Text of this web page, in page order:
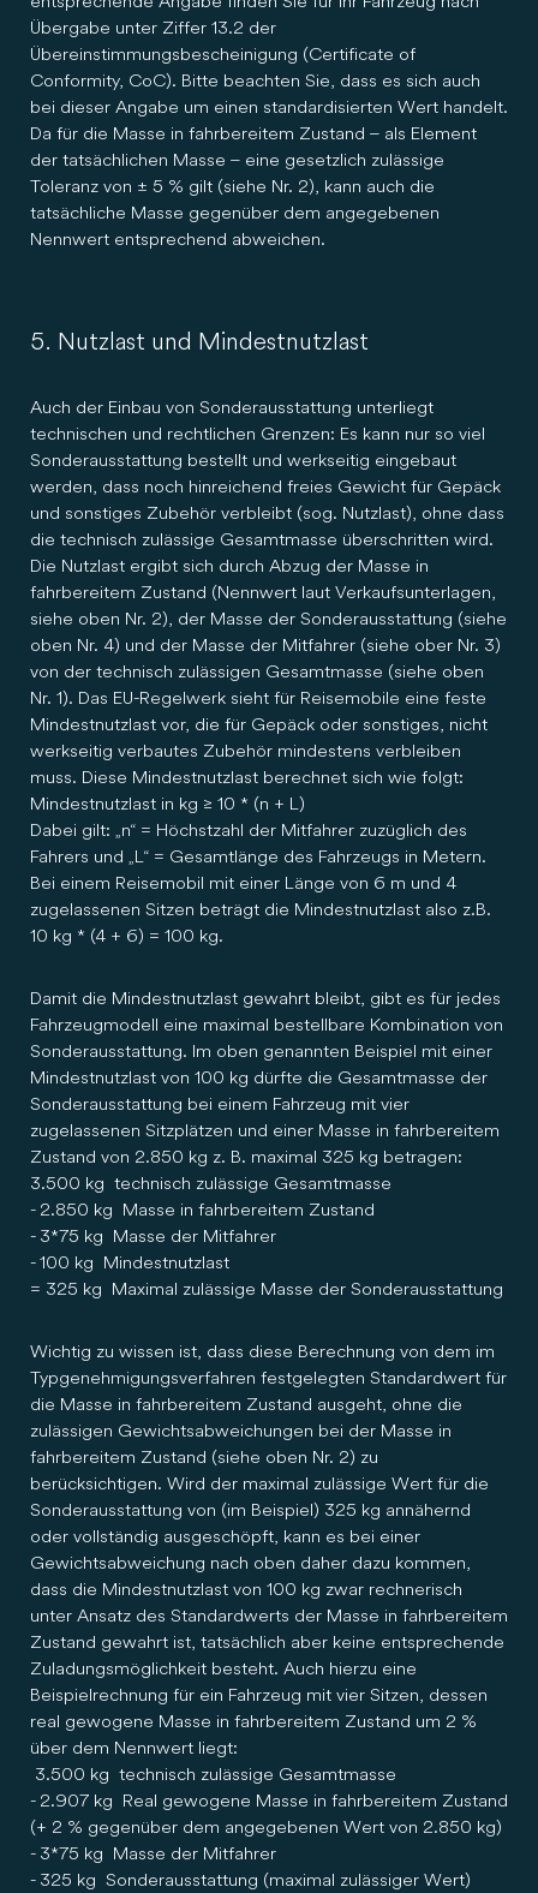
Übergabe unter Ziffer 13.2 der
Übereinstimmungsbescheinigung (Certificate of
Conformity, CoC). Bitte beachten Sie, dass es sich auch
bei dieser Angabe um einen standardisierten Wert handelt.
Da für die Masse in fahrbereitem Zustand – als Element
der tatsächlichen Masse – eine gesetzlich zulässige
Toleranz von ± 5 % gilt (siehe Nr. 2), kann auch die
tatsächliche Masse gegenüber dem angegebenen
Nennwert entsprechend abweichen.
5. Nutzlast und Mindestnutzlast
Auch der Einbau von Sonderausstattung unterliegt
technischen und rechtlichen Grenzen: Es kann nur so viel
Sonderausstattung bestellt und werkseitig eingebaut
werden, dass noch hinreichend freies Gewicht für Gepäck
und sonstiges Zubehör verbleibt (sog. Nutzlast), ohne dass
die technisch zulässige Gesamtmasse überschritten wird.
Die Nutzlast ergibt sich durch Abzug der Masse in
fahrbereitem Zustand (Nennwert laut Verkaufsunterlagen,
siehe oben Nr. 2), der Masse der Sonderausstattung (siehe
oben Nr. 4) und der Masse der Mitfahrer (siehe ober Nr. 3)
von der technisch zulässigen Gesamtmasse (siehe oben
Nr. 1). Das EU-Regelwerk sieht für Reisemobile eine feste
Mindestnutzlast vor, die für Gepäck oder sonstiges, nicht
werkseitig verbautes Zubehör mindestens verbleiben
muss. Diese Mindestnutzlast berechnet sich wie folgt:
Mindestnutzlast in kg ≥ 10 * (n + L)
Dabei gilt: „n“ = Höchstzahl der Mitfahrer zuzüglich des
Fahrers und „L“ = Gesamtlänge des Fahrzeugs in Metern.
Bei einem Reisemobil mit einer Länge von 6 m und 4
zugelassenen Sitzen beträgt die Mindestnutzlast also z.B.
10 kg * (4 + 6) = 100 kg.
Damit die Mindestnutzlast gewahrt bleibt, gibt es für jedes
Fahrzeugmodell eine maximal bestellbare Kombination von
Sonderausstattung. Im oben genannten Beispiel mit einer
Mindestnutzlast von 100 kg dürfte die Gesamtmasse der
Sonderausstattung bei einem Fahrzeug mit vier
zugelassenen Sitzplätzen und einer Masse in fahrbereitem
Zustand von 2.850 kg z. B. maximal 325 kg betragen:
3.500 kg technisch zulässige Gesamtmasse
- 2.850 kg Masse in fahrbereitem Zustand
- 3*75 kg Masse der Mitfahrer
- 100 kg Mindestnutzlast
= 325 kg Maximal zulässige Masse der Sonderausstattung
Wichtig zu wissen ist, dass diese Berechnung von dem im
Typgenehmigungsverfahren festgelegten Standardwert für
die Masse in fahrbereitem Zustand ausgeht, ohne die
zulässigen Gewichtsabweichungen bei der Masse in
fahrbereitem Zustand (siehe oben Nr. 2) zu
berücksichtigen. Wird der maximal zulässige Wert für die
Sonderausstattung von (im Beispiel) 325 kg annähernd
oder vollständig ausgeschöpft, kann es bei einer
Gewichtsabweichung nach oben daher dazu kommen,
dass die Mindestnutzlast von 100 kg zwar rechnerisch
unter Ansatz des Standardwerts der Masse in fahrbereitem
Zustand gewahrt ist, tatsächlich aber keine entsprechende
Zuladungsmöglichkeit besteht. Auch hierzu eine
Beispielrechnung für ein Fahrzeug mit vier Sitzen, dessen
real gewogene Masse in fahrbereitem Zustand um 2 %
über dem Nennwert liegt:
3.500 kg technisch zulässige Gesamtmasse
- 2.907 kg Real gewogene Masse in fahrbereitem Zustand
(+ 2 % gegenüber dem angegebenen Wert von 2.850 kg)
- 3*75 kg Masse der Mitfahrer
- 325 kg Sonderausstattung (maximal zulässiger Wert)